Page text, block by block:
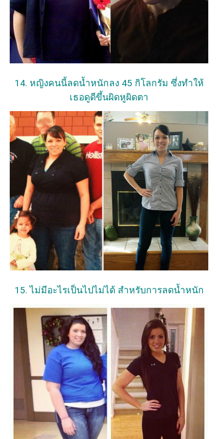
14. หญิงคนนี้ลดน้ำหนักลง 45 กิโลกรัม ซึ่งทำให้
เธอดูดีขึ้นผิดหูผิดตา
15. ไม่มีอะไรเป็นไปไม่ได้ สำหรับการลดน้ำหนัก